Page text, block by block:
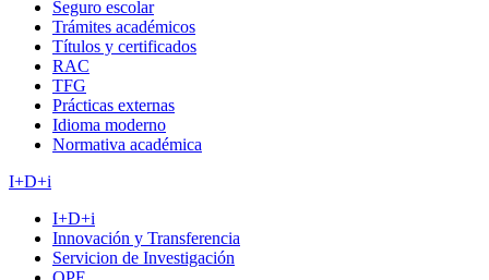
Seguro escolar
Trámites académicos
Títulos y certificados
RAC
TFG
Prácticas externas
Idioma moderno
Normativa académica
I+D+i
I+D+i
Innovación y Transferencia
Servicion de Investigación